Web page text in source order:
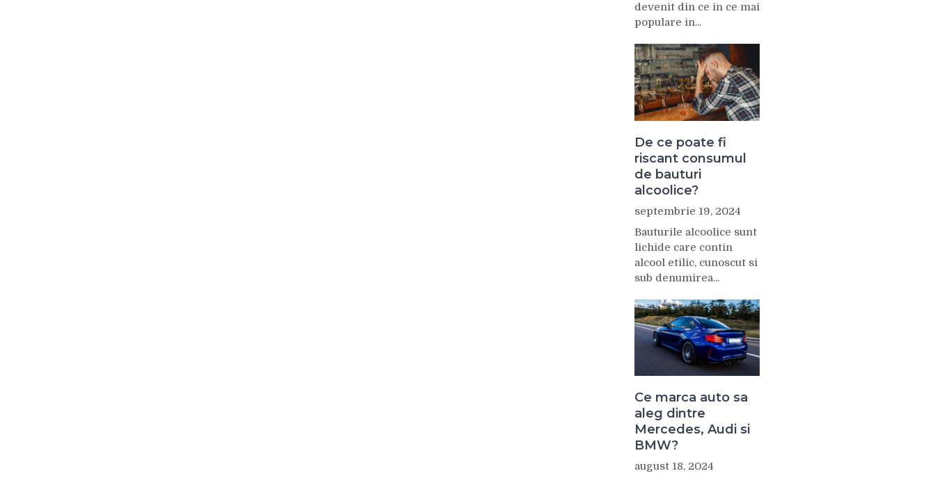
devenit din ce in ce mai
populare in...
De ce poate fi
riscant consumul
de bauturi
alcoolice?
septembrie 19, 2024
Bauturile alcoolice sunt
lichide care contin
alcool etilic, cunoscut si
sub denumirea...
Ce marca auto sa
aleg dintre
Mercedes, Audi si
BMW?
august 18, 2024